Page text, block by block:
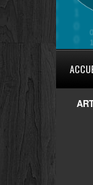
8